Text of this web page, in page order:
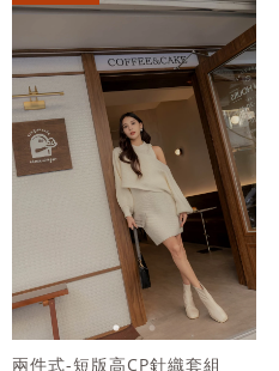
兩件式-短版高CP針織套組